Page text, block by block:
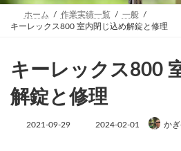
プ
動
ホーム 作業実績一覧
一般
キーレックス800 室内閉じ込め解錠と修理
キーレックス800
解錠と修理
2021-09-29
最
2024-02-01 か